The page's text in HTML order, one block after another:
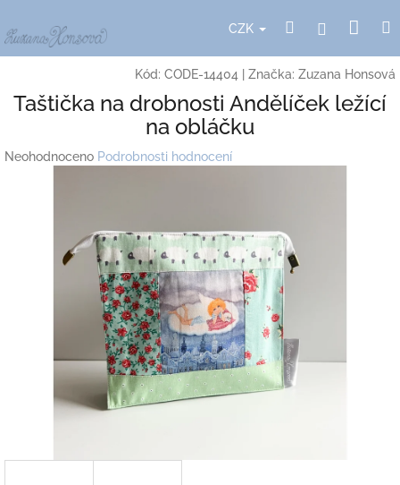
na
obsah
CZK HledatPřihlášení
Kód: CODE-14404 Značka: Zuzana Honsová
Taštička na drobnosti Andělíček ležící
na obláčku
Průměrné
Neohodnoceno Podrobnosti hodnocení